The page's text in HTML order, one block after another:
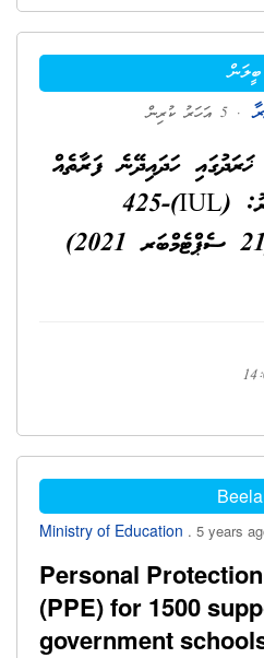
ބީލަން
. 5 އަހަރު ކުރިން
ހަދައިދޭނެ ފަރާތެއް
ހޯދުމަށް ކޮށްފައިވާ ނަންބަރު: (IUL)425-
A2/1/2021/219 (21 ސެޕްޓެމްބަރ 2021)
Ministry of Education . 5 years
Personal
(PPE) for 1500
government